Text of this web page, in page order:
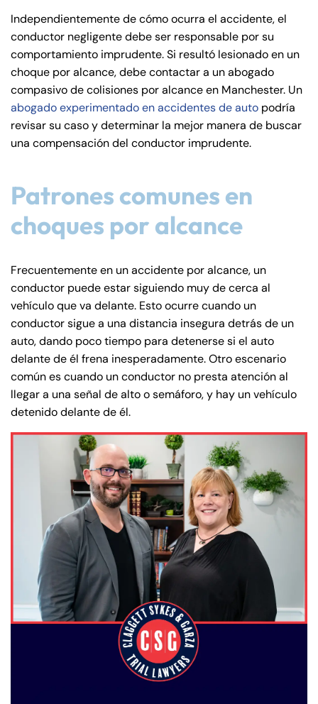
cu
Independientemente de cómo ocurra el accidente, el
conductor negligente debe ser responsable por su
comportamiento imprudente. Si resultó lesionado en un
choque por alcance, debe contactar a un abogado
compasivo de colisiones por alcance en Manchester. Un
abogado experimentado en accidentes de auto podría
revisar su caso y determinar la mejor manera de buscar
una compensación del conductor imprudente.
Patrones comunes en
choques por alcance
Frecuentemente en un accidente por alcance, un
conductor puede estar siguiendo muy de cerca al
vehículo que va delante. Esto ocurre cuando un
conductor sigue a una distancia insegura detrás de un
auto, dando poco tiempo para detenerse si el auto
delante de él frena inesperadamente. Otro escenario
común es cuando un conductor no presta atención al
llegar a una señal de alto o semáforo, y hay un vehículo
detenido delante de él.